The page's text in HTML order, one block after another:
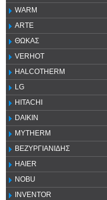
WARM
ARTE
ΘΩΚΑΣ
VERHOT
HALCOTHERM
LG
HITACHI
DAIKIN
MYTHERM
ΒΕΖΥΡΓΙΑΝΙΔΗΣ
HAIER
NOBU
INVENTOR